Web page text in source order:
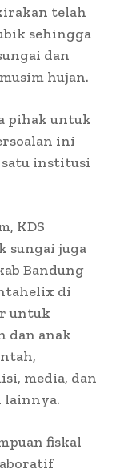
telah
sehingga
dan
hujan.
pihak untuk
ini
institusi
KDS
sungai juga
Bandung
di
untuk
dan anak
media, dan
lainnya.
fiskal